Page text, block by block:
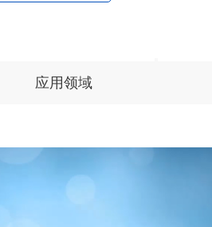
应用领域